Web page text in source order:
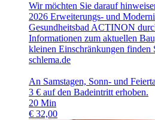
Wir möchten Sie darauf
2026 Erweiterungs- und
Gesundheitsbad ACTINON
Informationen zum aktuellen
kleinen Einschränkungen finden
schlema.de
An Samstagen, Sonn- und
3 € auf den Badeintritt erhoben.
20 Min
€ 32,00